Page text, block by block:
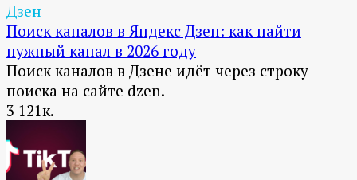
Дзен
Поиск каналов в Яндекс Дзен: как найти
нужный канал в 2026 году
Поиск каналов в Дзене идёт через строку
поиска на сайте dzen.
3 121к.